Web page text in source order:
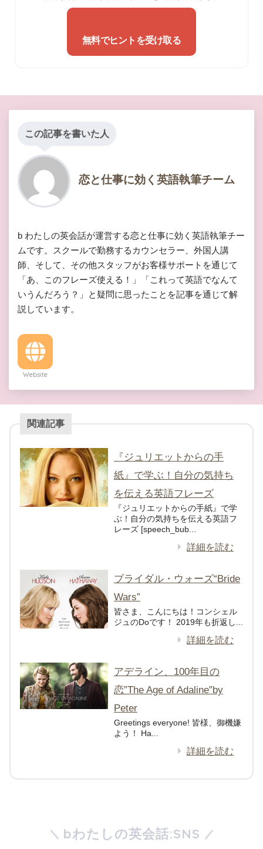
無料でヒントを受け取る
この記事を書いた人
恋と仕事に効く英語執筆チーム
b わたしの英会話が運営する恋と仕事に効く英語執筆チー
ムです。スクールで勤務するカウンセラー、外国人講
師、そして、その他スタッフがお客様サポートを通じて
「あ、このフレーズ使える！」「これって英語でなんて
いうんだろう？」と疑問に思ったことを記事を通じて解
説しています。
Website
関連記事
『ジュリエットからの手
紙』で学ぶ！自分の気持ち
を伝える英語フレーズ
『ジュリエットからの手紙』で学
ぶ！自分の気持ちを伝える英語フ
レーズ [speech_bub...
詳細を読む
ブライダル・ウォーズ“Bride
Wars”
皆さま、こんにちは！コンシェル
ジュのDoです！ 2019年も折返し...
詳細を読む
アデライン、100年目の
恋”The Age of Adaline”by
Peter
Greetings everyone! 皆様、御機嫌
よう！ Ha...
詳細を読む
bわたしの英会話:SNS